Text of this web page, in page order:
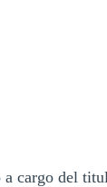
cargo del